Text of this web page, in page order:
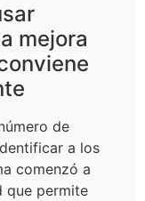
mejora
de
a los
comenzó a
que permite